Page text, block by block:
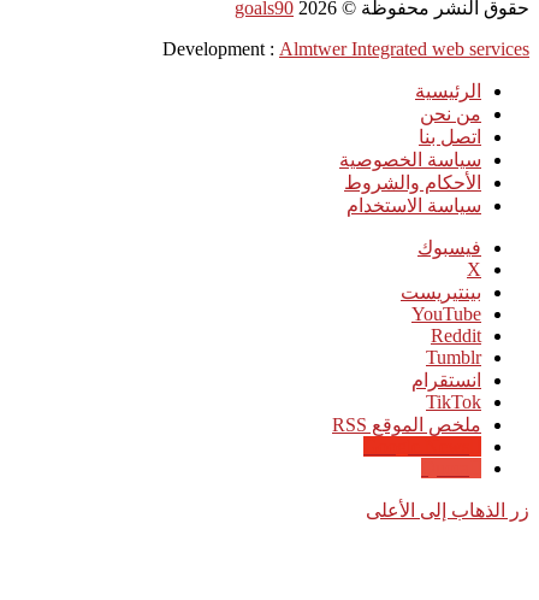
حقوق النشر محفوظة © goals90 2026
Development : Almtwer Integrated web services
الرئيسية
من نحن
اتصل بنا
سياسة الخصوصية
الأحكام والشروط
سياسة الاستخدام
فيسبوك
‫X
بينتيريست
‫YouTube
انستقرام
‫TikTok
ملخص الموقع RSS
زر الذهاب إلى الأعلى